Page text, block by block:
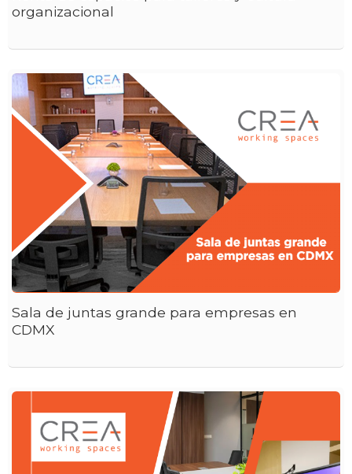
organizacional
Sala de juntas grande para empresas en
CDMX